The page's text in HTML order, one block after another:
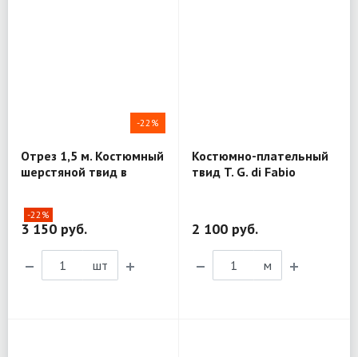
-22%
Отрез 1,5 м. Костюмный
шерстяной твид в
-22%
3 150 руб.
шт
Костюмно-плательный
твид T. G. di Fabio
2 100 руб.
м